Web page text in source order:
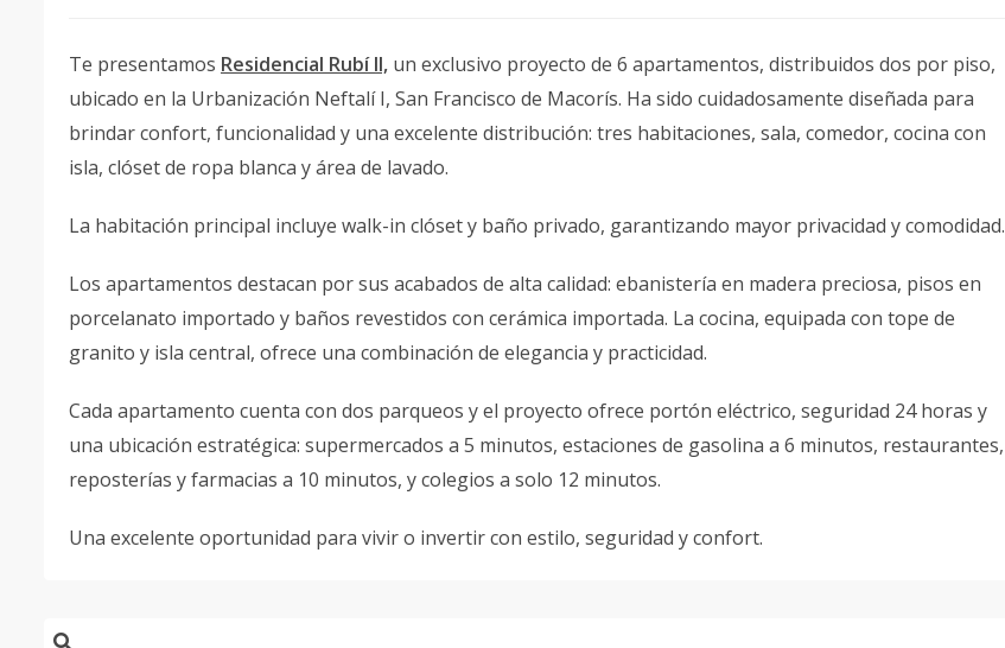
Te presentamos Residencial Rubí II, un exclusivo proyecto de 6 apartamentos, distribuidos dos por piso,
ubicado en la Urbanización Neftalí I, San Francisco de Macorís. Ha sido cuidadosamente diseñada para
brindar confort, funcionalidad y una excelente distribución: tres habitaciones, sala, comedor, cocina con
isla, clóset de ropa blanca y área de lavado.
La habitación principal incluye walk-in clóset y baño privado, garantizando mayor privacidad y comodidad.
Los apartamentos destacan por sus acabados de alta calidad: ebanistería en madera preciosa, pisos en
porcelanato importado y baños revestidos con cerámica importada. La cocina, equipada con tope de
granito y isla central, ofrece una combinación de elegancia y practicidad.
Cada apartamento cuenta con dos parqueos y el proyecto ofrece portón eléctrico, seguridad 24 horas y
una ubicación estratégica: supermercados a 5 minutos, estaciones de gasolina a 6 minutos, restaurantes,
reposterías y farmacias a 10 minutos, y colegios a solo 12 minutos.
Una excelente oportunidad para vivir o invertir con estilo, seguridad y confort.